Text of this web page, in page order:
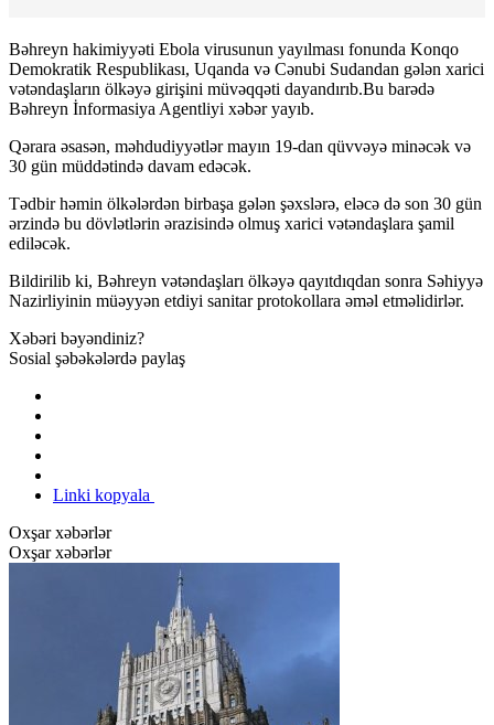
Bəhreyn hakimiyyəti Ebola virusunun yayılması fonunda Konqo
Demokratik Respublikası, Uqanda və Cənubi Sudandan gələn xarici
vətəndaşların ölkəyə girişini müvəqqəti dayandırıb.Bu barədə
Bəhreyn İnformasiya Agentliyi xəbər yayıb.
Qərara əsasən, məhdudiyyətlər mayın 19-dan qüvvəyə minəcək və
30 gün müddətində davam edəcək.
Tədbir həmin ölkələrdən birbaşa gələn şəxslərə, eləcə də son 30 gün
ərzində bu dövlətlərin ərazisində olmuş xarici vətəndaşlara şamil
ediləcək.
Bildirilib ki, Bəhreyn vətəndaşları ölkəyə qayıtdıqdan sonra Səhiyyə
Nazirliyinin müəyyən etdiyi sanitar protokollara əməl etməlidirlər.
Xəbəri bəyəndiniz?
Sosial şəbəkələrdə paylaş
Linki kopyala
Oxşar xəbərlər
Oxşar xəbərlər